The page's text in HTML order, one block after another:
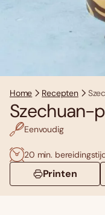
Home Recepten
Szechuan-
Eenvoudig
20 min.
Printen